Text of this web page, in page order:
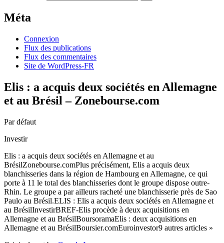
Méta
Connexion
Flux des publications
Flux des commentaires
Site de WordPress-FR
Elis : a acquis deux sociétés en Allemagne
et au Brésil – Zonebourse.com
Par défaut
Investir
Elis : a acquis deux sociétés en Allemagne et au
BrésilZonebourse.comPlus précisément, Elis a acquis deux
blanchisseries dans la région de Hambourg en Allemagne, ce qui
porte à 11 le total des blanchisseries dont le groupe dispose outre-
Rhin. Le groupe a par ailleurs racheté une blanchisserie près de Sao
Paulo au Brésil.ELIS : Elis a acquis deux sociétés en Allemagne et
au BrésilInvestirBREF-Elis procède à deux acquisitions en
Allemagne et au BrésilBoursoramaElis : deux acquisitions en
Allemagne et au BrésilBoursier.comEuroinvestor9 autres articles »